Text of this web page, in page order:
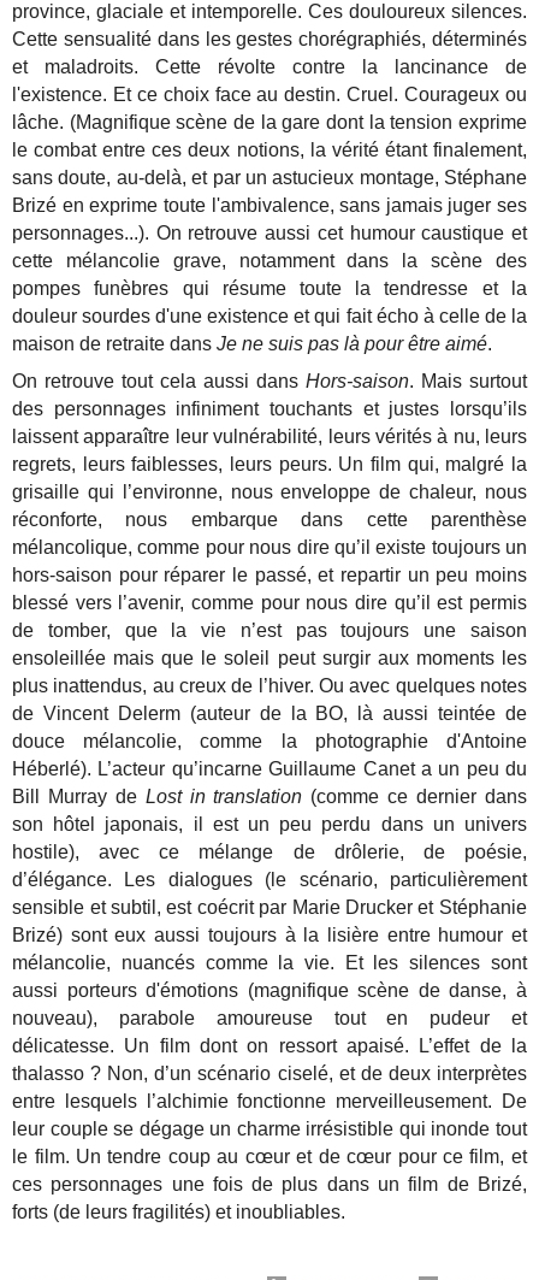
province, glaciale et intemporelle. Ces douloureux silences.
Cette sensualité dans les gestes chorégraphiés, déterminés
et maladroits. Cette révolte contre la lancinance de
l'existence. Et ce choix face au destin. Cruel. Courageux ou
lâche. (Magnifique scène de la gare dont la tension exprime
le combat entre ces deux notions, la vérité étant finalement,
sans doute, au-delà, et par un astucieux montage, Stéphane
Brizé en exprime toute l'ambivalence, sans jamais juger ses
personnages...). On retrouve aussi cet humour caustique et
cette mélancolie grave, notamment dans la scène des
pompes funèbres qui résume toute la tendresse et la
douleur sourdes d'une existence et qui fait écho à celle de la
maison de retraite dansJe ne suis pas là pour être aimé.
On retrouve tout cela aussi dans Hors-saison. Mais surtout
des personnages infiniment touchants et justes lorsqu’ils
laissent apparaître leur vulnérabilité, leurs vérités à nu, leurs
regrets, leurs faiblesses, leurs peurs. Un film qui, malgré la
grisaille qui l’environne, nous enveloppe de chaleur, nous
réconforte, nous embarque dans cette parenthèse
mélancolique, comme pour nous dire qu’il existe toujours un
hors-saison pour réparer le passé, et repartir un peu moins
blessé vers l’avenir, comme pour nous dire qu’il est permis
de tomber, que la vie n’est pas toujours une saison
ensoleillée mais que le soleil peut surgir aux moments les
plus inattendus, au creux de l’hiver. Ou avec quelques notes
de Vincent Delerm (auteur de la BO, là aussi teintée de
douce mélancolie, comme la photographie d'Antoine
Héberlé). L’acteur qu’incarne Guillaume Canet a un peu du
Bill Murray de Lost in translation (comme ce dernier dans
son hôtel japonais, il est un peu perdu dans un univers
hostile), avec ce mélange de drôlerie, de poésie,
d’élégance. Les dialogues (le scénario, particulièrement
sensible et subtil, est coécrit par Marie Drucker et Stéphanie
Brizé) sont eux aussi toujours à la lisière entre humour et
mélancolie, nuancés comme la vie. Et les silences sont
aussi porteurs d'émotions (magnifique scène de danse, à
nouveau), parabole amoureuse tout en pudeur et
délicatesse. Un film dont on ressort apaisé. L’effet de la
thalasso ? Non, d’un scénario ciselé, et de deux interprètes
entre lesquels l’alchimie fonctionne merveilleusement. De
leur couple se dégage un charme irrésistible qui inonde tout
le film. Un tendre coup au cœur et de cœur pour ce film, et
ces personnages une fois de plus dans un film de Brizé,
forts (de leurs fragilités) et inoubliables.